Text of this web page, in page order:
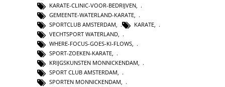
KARATE-CLINIC-VOOR-BEDRIJVEN
GEMEENTE-WATERLAND-KARATE
SPORTCLUB AMSTERDAM
KARATE
VECHTSPORT WATERLAND
WHERE-FOCUS-GOES-KI-FLOWS
SPORT-ZOEKEN-KARATE,
KRIJGSKUNSTEN MONNICKENDAM,
SPORT CLUB AMSTERDAM,
SPORTEN MONNICKENDAM,